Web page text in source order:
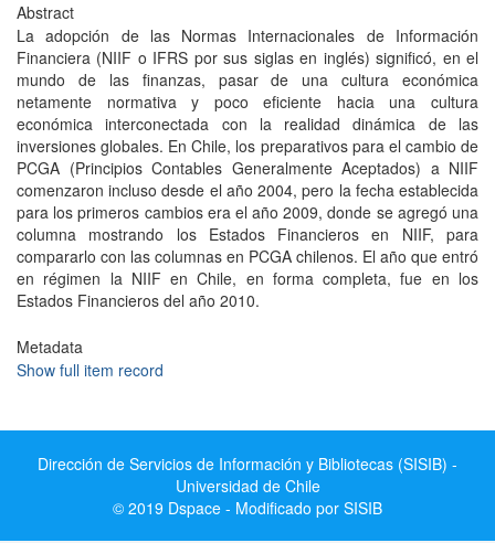
Abstract
La adopción de las Normas Internacionales de Información
Financiera (NIIF o IFRS por sus siglas en inglés) significó, en el
mundo de las finanzas, pasar de una cultura económica
netamente normativa y poco eficiente hacia una cultura
económica interconectada con la realidad dinámica de las
inversiones globales. En Chile, los preparativos para el cambio de
PCGA (Principios Contables Generalmente Aceptados) a NIIF
comenzaron incluso desde el año 2004, pero la fecha establecida
para los primeros cambios era el año 2009, donde se agregó una
columna mostrando los Estados Financieros en NIIF, para
compararlo con las columnas en PCGA chilenos. El año que entró
en régimen la NIIF en Chile, en forma completa, fue en los
Estados Financieros del año 2010.
Metadata
Show full item record
Dirección de Servicios de Información y Bibliotecas (SISIB) -
Universidad de Chile
© 2019 Dspace - Modificado por SISIB